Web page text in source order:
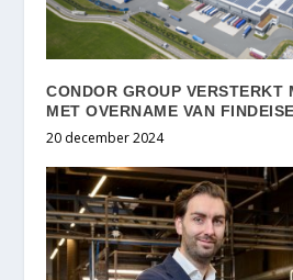
CONDOR GROUP VERSTERKT
MET OVERNAME VAN
20 december 2024